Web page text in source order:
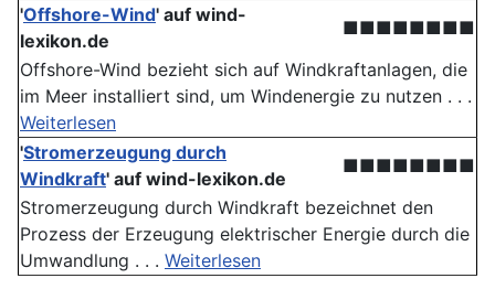
'Offshore-Wind' auf wind-
lexikon.de
■■■■■■■■
Offshore-Wind bezieht sich auf Windkraftanlagen, die
im Meer installiert sind, um Windenergie zu nutzen . . .
Weiterlesen
'Stromerzeugung durch
Windkraft' auf wind-lexikon.de
■■■■■■■■
Stromerzeugung durch Windkraft bezeichnet den
Prozess der Erzeugung elektrischer Energie durch die
Umwandlung . . . Weiterlesen